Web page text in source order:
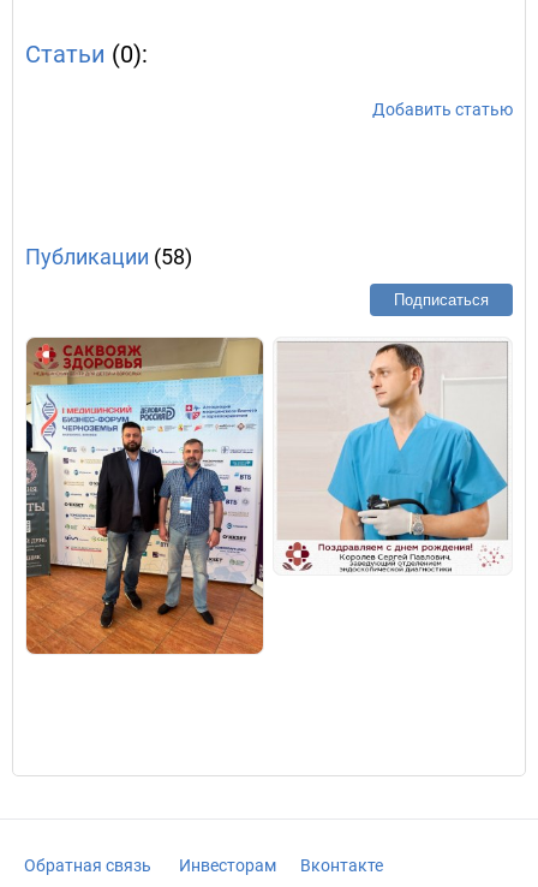
Статьи (0):
Добавить статью
Публикации (58)
Подписаться
Обратная связь Инвесторам Вконтакте